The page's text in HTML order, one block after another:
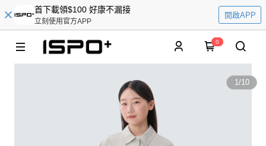
首下載領$100 好康不漏接
立刻使用官方APP
開啟APP
0
1/10